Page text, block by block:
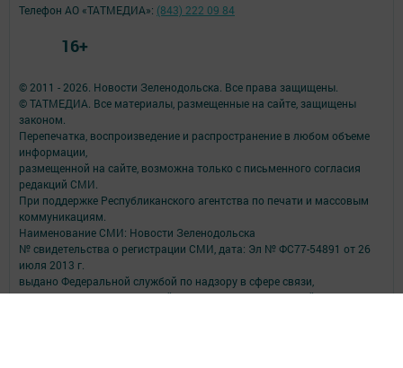
© 2011 - 2026. Новости Зеленодольска. Все права защищены.
© ТАТМЕДИА. Все материалы, размещенные на сайте, защищены
законом.
Перепечатка, воспроизведение и распространение в любом объеме
информации,
размещенной на сайте, возможна только с письменного согласия
редакций СМИ.
При поддержке Республиканского агентства по печати и массовым
коммуникациям.
Наименование СМИ: Новости Зеленодольска
№ свидетельства о регистрации СМИ, дата: Эл № ФС77-54891 от 26
июля 2013 г.
выдано Федеральной службой по надзору в сфере связи,
информационных технологий и массовых коммуникаций
Телефон АО «ТАТМЕДИА»: (843) 222 09 84
16+